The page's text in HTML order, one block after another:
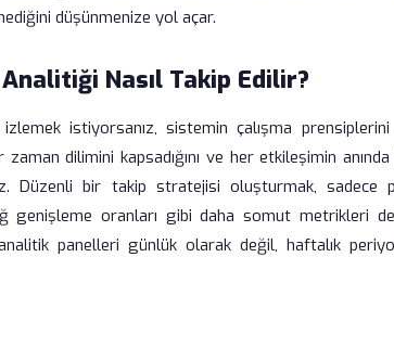
düşünmenize yol açar.
Nasıl Takip Edilir?
istiyorsanız, sistemin çalışma prensiplerini
dilimini kapsadığını ve her etkileşimin
Düzenli bir takip stratejisi oluşturmak, sadece
genişleme oranları gibi daha somut metrikleri
panelleri günlük olarak değil, haftalık